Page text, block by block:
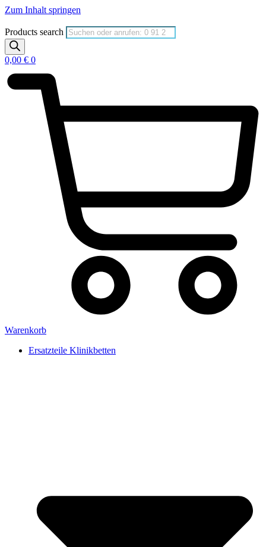
Zum Inhalt springen
Products search
0,00 € 0
Warenkorb
Ersatzteile Klinikbetten